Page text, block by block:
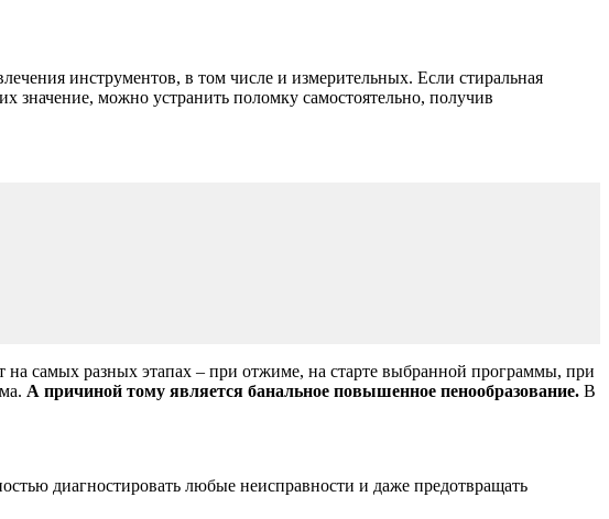
инструментов, в том числе и измерительных. Если стиральная
значение, можно устранить поломку самостоятельно, получив
самых разных этапах – при отжиме, на старте выбранной программы, при
А причиной тому является банальное повышенное пенообразование. В
диагностировать любые неисправности и даже предотвращать